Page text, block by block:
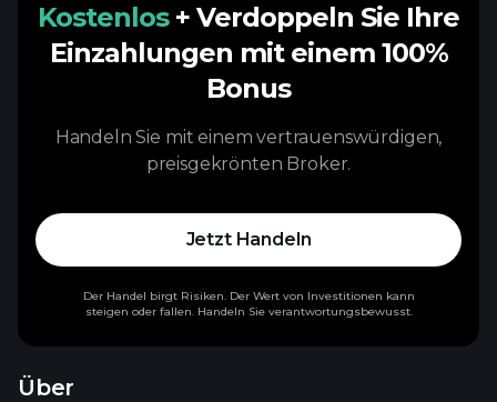
Über
Kostenlos + Verdoppeln Sie Ihre
Einzahlungen mit einem 100%
Bonus
Handeln Sie mit einem vertrauenswürdigen,
preisgekrönten Broker.
Jetzt Handeln
Der Handel birgt Risiken. Der Wert von Investitionen kann
steigen oder fallen. Handeln Sie verantwortungsbewusst.